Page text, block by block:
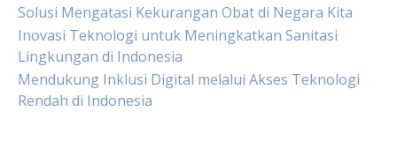
Solusi Mengatasi Kekurangan Obat di Negara Kita
Inovasi Teknologi untuk Meningkatkan Sanitasi
Lingkungan di Indonesia
Mendukung Inklusi Digital melalui Akses Teknologi
Rendah di Indonesia